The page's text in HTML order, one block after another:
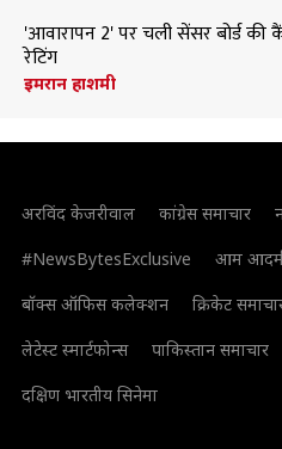
'आवारापन 2' पर चली सेंसर बोर्ड की
रेटिंग
इमरान हाशमी
अरविंद केजरीवाल कांग्रेस समाचार
#NewsBytesExclusive
आम आदमी
बॉक्स ऑफिस कलेक्शन
क्रिकेट
लेटेस्ट स्मार्टफोन्स
पाकिस्तान समाचार
दक्षिण भारतीय सिनेमा